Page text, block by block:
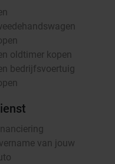
oldtimer kopen
bedrijfsvoertuig
van jouw